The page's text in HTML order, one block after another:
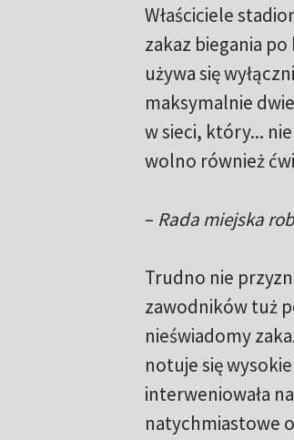
Właściciele
zakaz biegania
używa się
maksymalnie
w sieci, który...
wolno również
– Rada miejska
Trudno nie
zawodników tuż
nieświadomy
notuje się
interweniowała
natychmiastowe